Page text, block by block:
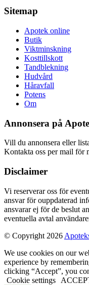
Sitemap
Apotek online
Butik
Viktminskning
Kosttillskott
Tandblekning
Hudvård
Håravfall
Potens
Om
Annonsera på
Vill du annonsera eller
Kontakta oss per mail för
Disclaimer
Vi reserverar oss för
ansvar för ouppdaterad
ansvarar ej för de beslut
eventuella avtal
© Copyright 2026
We use cookies on our
experience by
clicking “Accept”, you
Cookie settings